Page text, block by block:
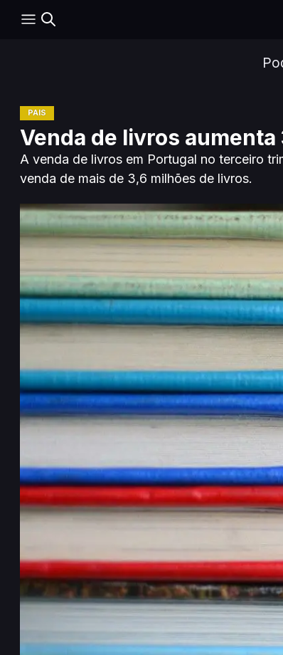
PAÍS
Venda de livros
A venda de livros em Portugal no terceiro
venda de mais de 3,6 milhões de livros.